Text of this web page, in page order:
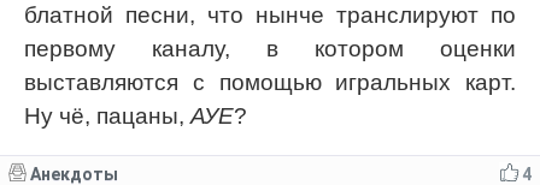
блатной песни, что нынче транслируют по
первому каналу, в котором оценки
выставляются с помощью игральных карт.
Ну чё, пацаны, АУЕ?
4
Анекдоты